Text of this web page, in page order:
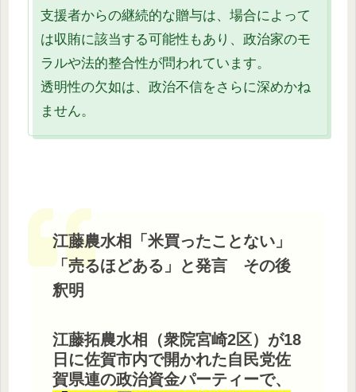
支援者からの継続的な贈与は、場合によって
は収賄に該当する可能性もあり、政治家のモ
ラルや法的整合性が問われています。
透明性の欠如は、政治不信をさらに深めかね
ません。
江藤農水相「米買ったことない」
「売るほどある」と発言 その後
釈明
江藤拓農水相（衆院宮崎2区）が18
日に佐賀市内で開かれた自民党佐
賀県連の政治資金パーティーで、